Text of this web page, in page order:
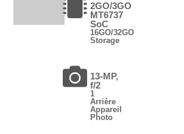
2GO/3GO
MT6737
SoC
16GO/32GO
Storage
13-MP,
f/2
1
Arrière
Appareil
Photo